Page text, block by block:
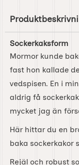
Sockerkaksform
Mormor kunde
fast hon kallade
vedspisen. En i
aldrig få
mycket jag än
Här hittar du en
baka sockerkakor
Rejäl och robust